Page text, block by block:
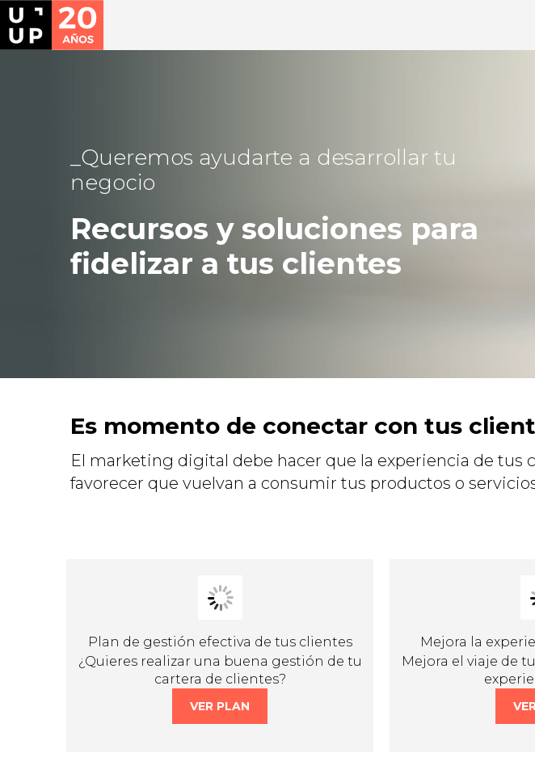
Queremos ayudarte a desarrollar tu
negocio
Recursos y soluciones para
fidelizar a tus clientes
Es momento de conectar con tus
El marketing digital debe hacer que la experiencia de tus
favorecer que vuelvan a consumir tus productos o
Plan de gestión efectiva de tus clientes
¿Quieres realizar una buena gestión de tu
cartera de clientes?
VER PLAN
Mejora la
Mejora el viaje de